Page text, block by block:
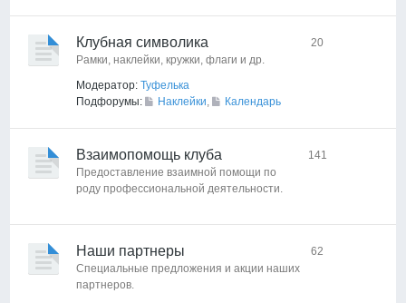
Клубная символика
Рамки, наклейки, кружки, флаги и др.
Модератор: Туфелька
Подфорумы:
Наклейки, Календарь
20
Взаимопомощь клуба
Предоставление взаимной помощи по
роду профессиональной деятельности.
141
Наши партнеры
Специальные предложения и акции наших
партнеров.
62